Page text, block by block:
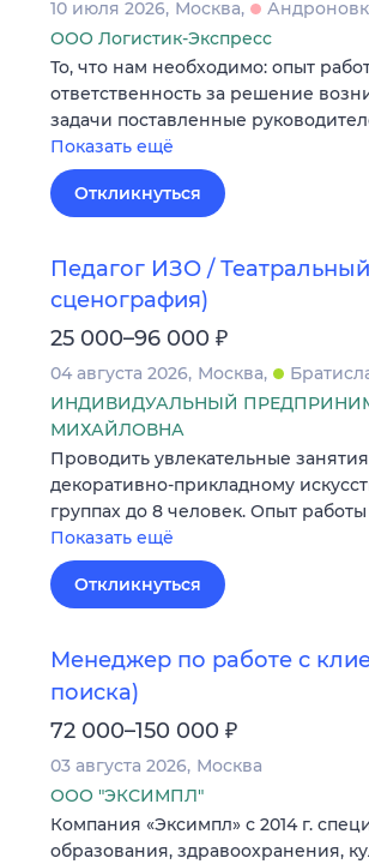
10 июля 2026 Москва
ООО Логистик-Экспресс
То, что нам необходимо: опыт
ответственность за решение
задачи поставленные
Показать ещё
Откликнуться
Педагог ИЗО /
сценография)
25 000–96 000 ₽
04 августа 2026 Москва
ИНДИВИДУАЛЬНЫЙ
МИХАЙЛОВНА
Проводить увлекательные
декоративно-прикладному
группах до 8 человек. Опыт
Показать ещё
Откликнуться
Менеджер по работе с
поиска)
72 000–150 000 ₽
03 августа 2026 Москва
ООО "ЭКСИМПЛ"
Компания «Эксимпл» с 2014 г.
образования, здравоохранения,